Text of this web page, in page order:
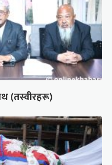
(तस्वीरहरू)